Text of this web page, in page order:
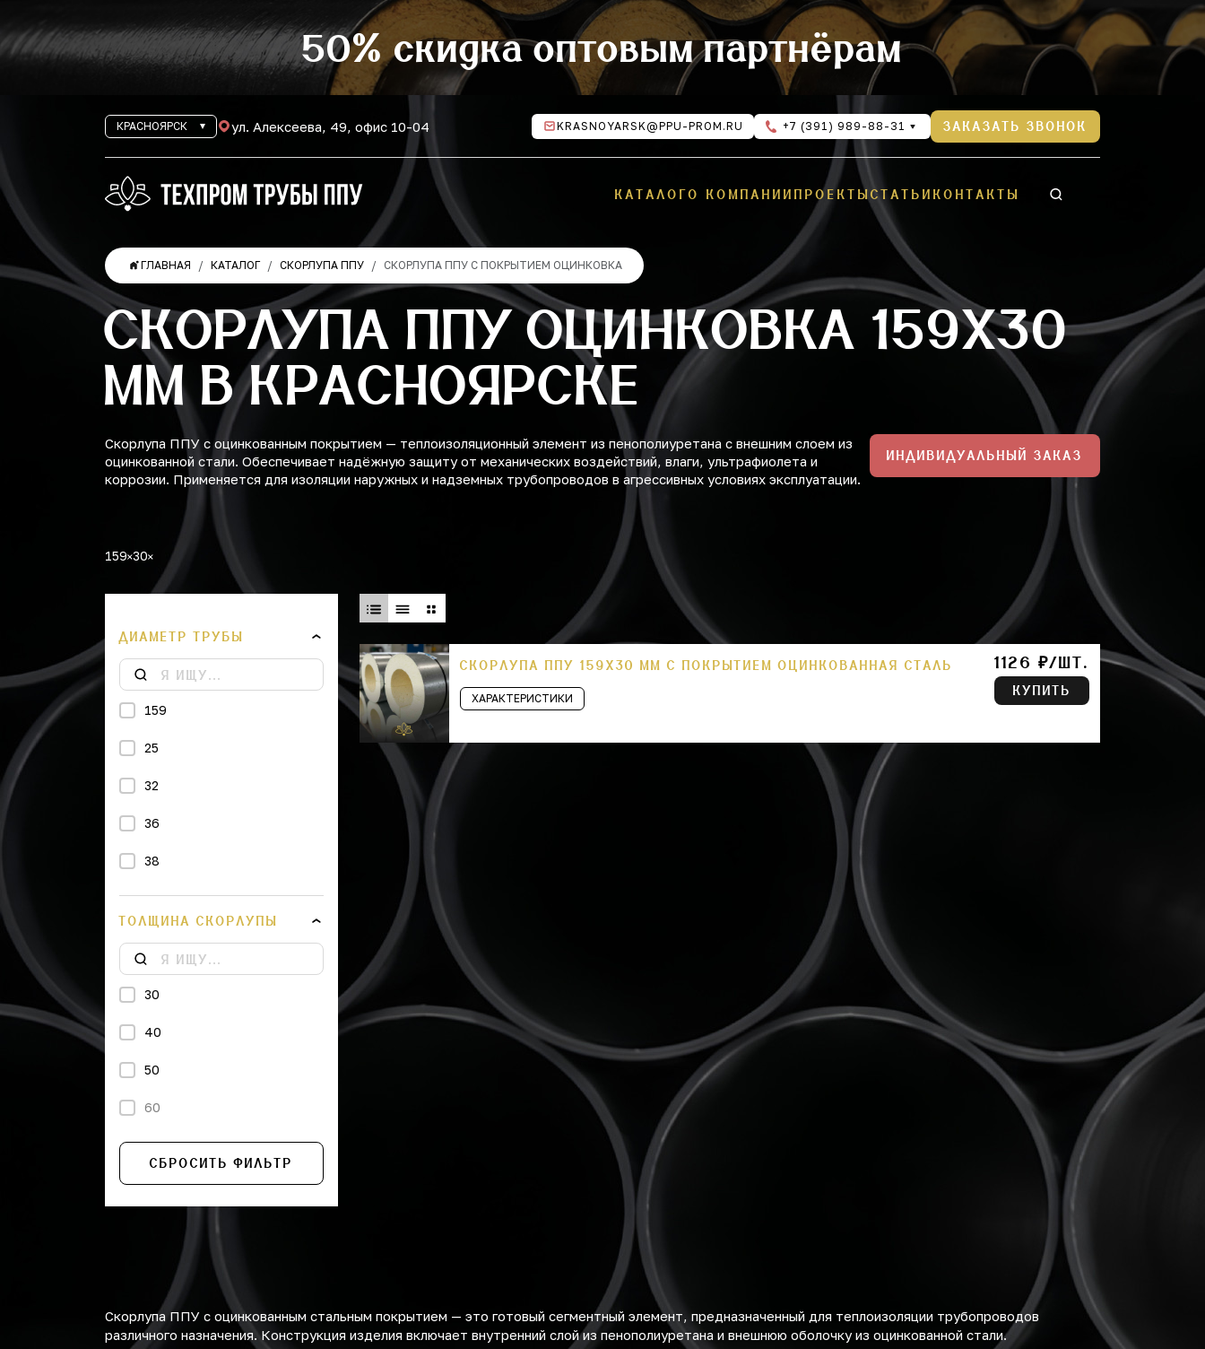
50% скидка оптовым партнёрам
КРАСНОЯРСК ул. Алексеева, 49, офис 10-04 KRASNOYARSK@PPU-PROM.RU +7 (391) 989-88-31 ЗАКАЗАТЬ ЗВОНОК
КАТАЛОГО КОМПАНИИ ПРОЕКТЫСТАТЬИ КОНТАКТЫ
ГЛАВНАЯ КАТАЛОГ СКОРЛУПА ППУ СКОРЛУПА ППУ С ПОКРЫТИЕМ ОЦИНКОВКА
СКОРЛУПА ППУ ОЦИНКОВКА 159Х30
ММ В КРАСНОЯРСКЕ
Скорлупа ППУ с оцинкованным покрытием — теплоизоляционный элемент из пенополиуретана с внешним слоем из
оцинкованной стали. Обеспечивает надёжную защиту от механических воздействий, влаги, ультрафиолета и
коррозии. Применяется для изоляции наружных и надземных трубопроводов в агрессивных условиях эксплуатации.
ИНДИВИДУАЛЬНЫЙ ЗАКАЗ
159 30
ДИАМЕТР ТРУБЫ
159
25
32
36
38
43
48
114
ТОЛЩИНА СКОРЛУПЫ
30
40
50
60
СБРОСИТЬ ФИЛЬТР
СКОРЛУПА ППУ 159Х30 ММ С ПОКРЫТИЕМ ОЦИНКОВАННАЯ СТАЛЬ
ХАРАКТЕРИСТИКИ
1126 ₽/ШТ.
КУПИТЬ
Скорлупа ППУ с оцинкованным стальным покрытием — это готовый сегментный элемент, предназначенный для теплоизоляции трубопроводов
различного назначения. Конструкция изделия включает внутренний слой из пенополиуретана и внешнюю оболочку из оцинкованной стали.